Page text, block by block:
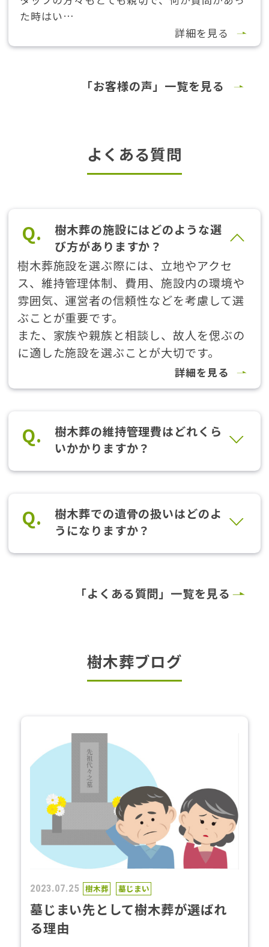
詳細を見る
た時はい…
「お客様の声」一覧を見る
よくある質問
Q.
樹木葬の施設にはどのような選
び方がありますか？
樹木葬施設を選ぶ際には、立地やアクセ
ス、維持管理体制、費用、施設内の環境や
雰囲気、運営者の信頼性などを考慮して選
ぶことが重要です。
また、家族や親族と相談し、故人を偲ぶの
に適した施設を選ぶことが大切です。
詳細を見る
Q.
樹木葬の維持管理費はどれくら
いかかりますか？
Q.
樹木葬での遺骨の扱いはどのよ
うになりますか？
「よくある質問」一覧を見る
樹木葬ブログ
2023.07.25 樹木葬 墓じまい
墓じまい先として樹木葬が選ばれ
る理由